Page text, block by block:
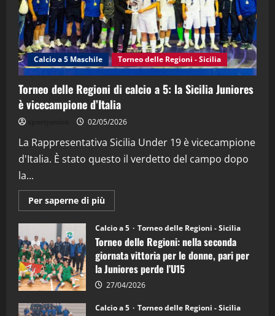
4
"SportEmpire" in Podcast Sport News
“SportEmpire” in Podcast: 27^ Puntata
(Martedi 14 Aprile 2026)
15/04/2026
"SportEmpire" in Podcast
“SportEmpire” in Podcast: 26^ Puntata
08/04/2026
Calcio a 5 Maschile Torneo delle Regioni - Sicilia
Torneo delle Regioni di calcio a 5: la Sicilia Juniores
è vicecampione d’Italia
02/05/2026
La Rappresentativa Sicilia Under 19 è vicecampione
d'Italia. È stato questo il verdetto del campo dopo
la...
Per saperne di più
informazioni
Torneo
delle
Regioni
di
calcio
a
5:
la
Juniores
è
Calcio a 5 Torneo delle Regioni - Sicilia
Torneo delle Regioni: nella seconda
giornata vittoria per le donne, pari per
la Juniores perde l’U15
27/04/2026
Calcio a 5 Torneo delle Regioni - Sicilia